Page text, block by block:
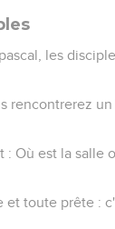
les
rencontrerez
: Où est la salle
et toute prête :